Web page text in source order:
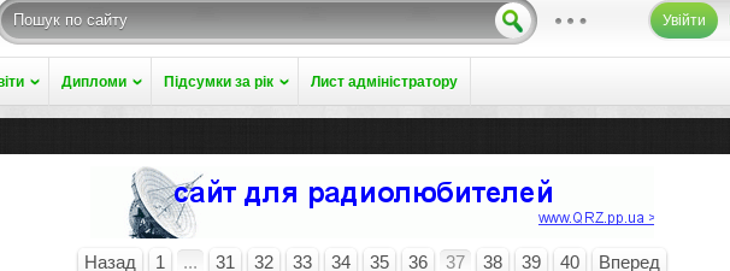
Увійти
Дипломи Підсумки за рік Лист адміністратору
Назад 1 ... 31 32 33 34 35 36 37 38 39 40 Вперед